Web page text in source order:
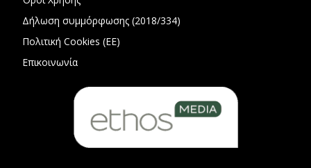
Δήλωση συμμόρφωσης (2018/334)
Πολιτική Cookies (ΕΕ)
Επικοινωνία